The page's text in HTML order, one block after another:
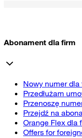
Abonament dla firm
Nowy numer dla
Przedłużam
Przenoszę
Przejdź na
Orange Flex dla
Offers for